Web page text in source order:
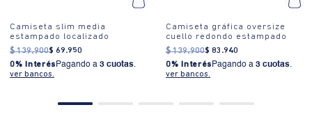
Camiseta slim media
estampado localizado
$ 139.900$ 69.950
0% Interés Pagando a 3 cuotas.
ver bancos.
Camiseta gráfica oversize
cuello redondo estampado
$ 139.900$ 83 .940
0% Interés Pagando a 3 cuotas.
ver bancos.